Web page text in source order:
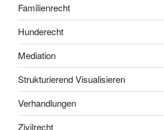
Familienrecht
Hunderecht
Mediation
Strukturierend Visualisieren
Verhandlungen
Zivilrecht